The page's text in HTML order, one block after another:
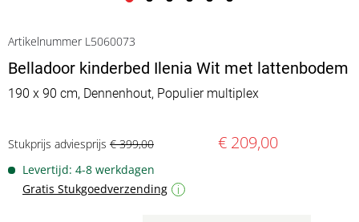
Artikelnummer L5060073
Belladoor kinderbed Ilenia Wit met lattenbodem
190 x 90 cm, Dennenhout, Populier multiplex
Stukprijs adviesprijs € 399,00 € 209,00
Levertijd: 4-8 werkdagen
Gratis Stukgoedverzending
i